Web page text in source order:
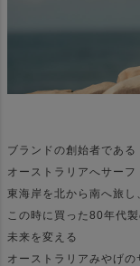
ブランドの創始者であ
オーストラリアへサーフ
東海岸を北から南へ旅し
この時に買った80年代
未来を変える
オーストラリアみやげ